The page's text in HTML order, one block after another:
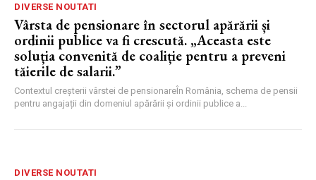
DIVERSE NOUTATI
Vârsta de pensionare în sectorul apărării și
ordinii publice va fi crescută. „Aceasta este
soluția convenită de coaliție pentru a preveni
tăierile de salarii.”
Contextul creșterii vârstei de pensionareÎn România, schema de pensii
pentru angajații din domeniul apărării și ordinii publice a...
DIVERSE NOUTATI